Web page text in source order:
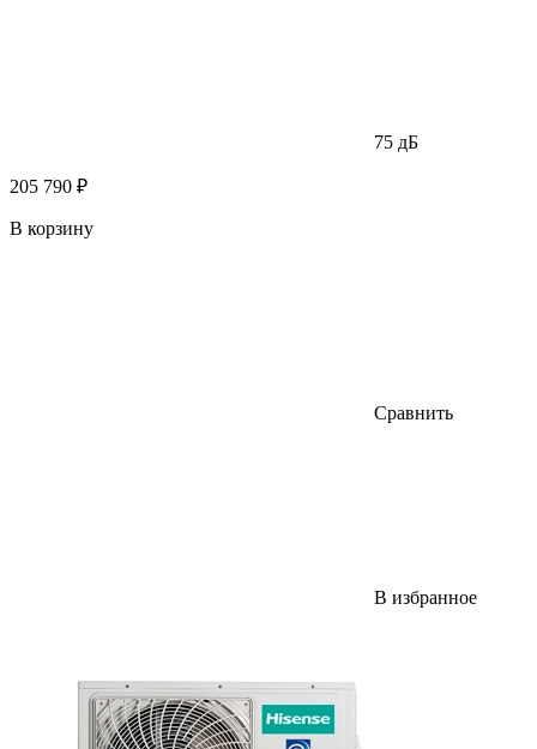
75 дБ
205 790 ₽
В корзину
Сравнить
В избранное